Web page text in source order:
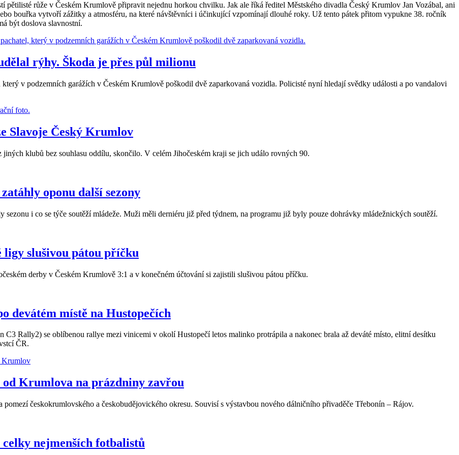
pětilisté růže v Českém Krumlově připravit nejednu horkou chvilku. Jak ale říká ředitel Městského divadla Český Krumlov Jan Vozábal, ani
bouřka vytvoří zážitky a atmosféru, na které návštěvníci i účinkující vzpomínají dlouhé roky. Už tento pátek přitom vypukne 38. ročník
být doslova slavnostní.
rýhy. Škoda je přes půl milionu
v podzemních garážích v Českém Krumlově poškodil dvě zaparkovaná vozidla. Policisté nyní hledají svědky události a po vandalovi
Slavoje Český Krumlov
klubů bez souhlasu oddílu, skončilo. V celém Jihočeském kraji se jich událo rovných 90.
oponu další sezony
i co se týče soutěží mládeže. Muži měli derniéru již před týdnem, na programu již byly pouze dohrávky mládežnických soutěží.
ligy slušivou pátou příčku
derby v Českém Krumlově 3:1 a v konečném účtování si zajistili slušivou pátou příčku.
devátém místě na Hustopečích
C3 Rally2) se oblíbenou rallye mezi vinicemi v okolí Hustopečí letos malinko protrápila a nakonec brala až deváté místo, elitní desítku
ČR.
Krumlova na prázdniny zavřou
českokrumlovského a českobudějovického okresu. Souvisí s výstavbou nového dálničního přivaděče Třebonín – Rájov.
nejmenších fotbalistů